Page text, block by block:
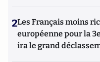
2Les Français moins
européenne pour la
ira le grand